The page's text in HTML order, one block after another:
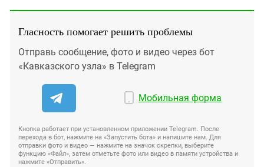
Гласность помогает решить проблемы
Отправь сообщение, фото и видео через бот
«Кавказского узла» в Telegram
Мобильная форма
Кнопка работает при установленном приложении Telegram. После
перехода в бот, нажмите на «Запустить бота» и напишите нам. Для
отправки фото и видео — нажмите на значок скрепки, выберите
функцию «Файл», затем отметьте фото или видео в памяти устройства и
нажмите «Отправить».